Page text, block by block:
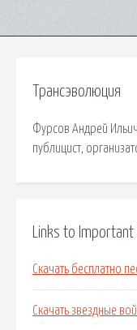
Трансэволюция
Фурсов Андрей
публицист,
Links to
Скачать бесплатно
Скачать звездные